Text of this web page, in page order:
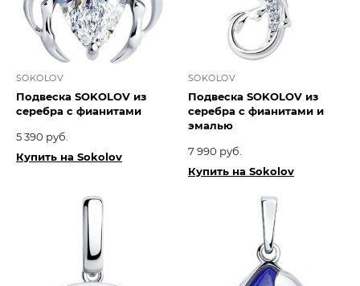
SOKOLOV
Подвеска SOKOLOV из
серебра с фианитами
5 390 руб.
Купить на Sokolov
SOKOLOV
Подвеска SOKOLOV из
серебра с фианитами и
эмалью
7 990 руб.
Купить на Sokolov